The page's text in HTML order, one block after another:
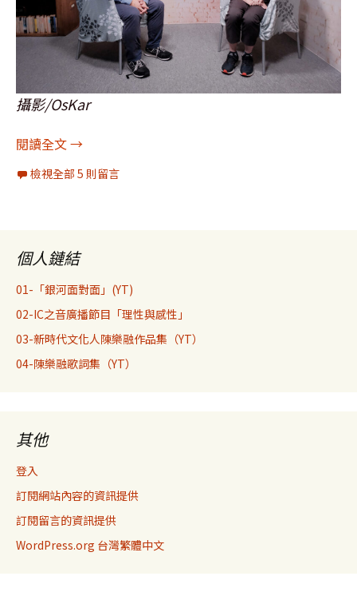
攝影/OsKar
閱讀全文[圖輯]訪問：灃食教育基金會副執行長葉俊甫及個
→
檢視全部 5 則留言
個人鏈結
01-「銀河面對面」(YT)
02-IC之音廣播節目「理性與感性」
03-新時代文化人陳樂融作品集（YT）
04-陳樂融歌詞集（YT）
其他
登入
訂閱網站內容的資訊提供
訂閱留言的資訊提供
WordPress.org 台灣繁體中文